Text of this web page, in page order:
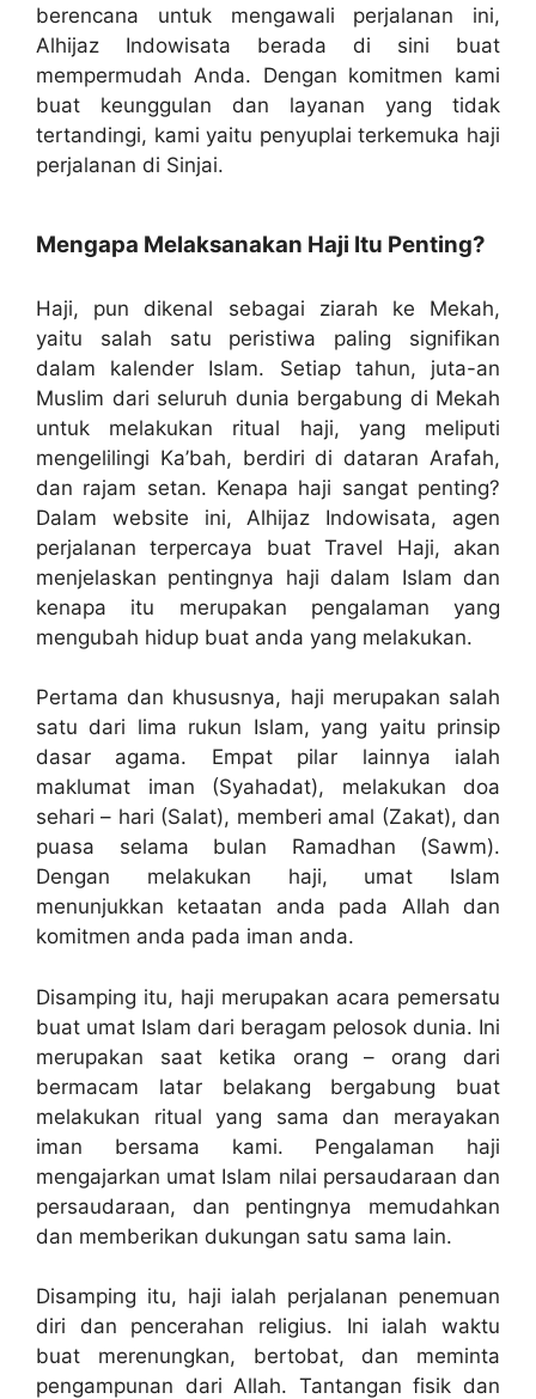
berencana untuk mengawali perjalanan ini,
Alhijaz Indowisata berada di sini buat
mempermudah Anda. Dengan komitmen kami
buat keunggulan dan layanan yang tidak
tertandingi, kami yaitu penyuplai terkemuka haji
perjalanan di Sinjai.
Mengapa Melaksanakan Haji Itu Penting?
Haji, pun dikenal sebagai ziarah ke Mekah,
yaitu salah satu peristiwa paling signifikan
dalam kalender Islam. Setiap tahun, juta-an
Muslim dari seluruh dunia bergabung di Mekah
untuk melakukan ritual haji, yang meliputi
mengelilingi Ka’bah, berdiri di dataran Arafah,
dan rajam setan. Kenapa haji sangat penting?
Dalam website ini, Alhijaz Indowisata, agen
perjalanan terpercaya buat Travel Haji, akan
menjelaskan pentingnya haji dalam Islam dan
kenapa itu merupakan pengalaman yang
mengubah hidup buat anda yang melakukan.
Pertama dan khususnya, haji merupakan salah
satu dari lima rukun Islam, yang yaitu prinsip
dasar agama. Empat pilar lainnya ialah
maklumat iman (Syahadat), melakukan doa
sehari – hari (Salat), memberi amal (Zakat), dan
puasa selama bulan Ramadhan (Sawm).
Dengan melakukan haji, umat Islam
menunjukkan ketaatan anda pada Allah dan
komitmen anda pada iman anda.
Disamping itu, haji merupakan acara pemersatu
buat umat Islam dari beragam pelosok dunia. Ini
merupakan saat ketika orang – orang dari
bermacam latar belakang bergabung buat
melakukan ritual yang sama dan merayakan
iman bersama kami. Pengalaman haji
mengajarkan umat Islam nilai persaudaraan dan
persaudaraan, dan pentingnya memudahkan
dan memberikan dukungan satu sama lain.
Disamping itu, haji ialah perjalanan penemuan
diri dan pencerahan religius. Ini ialah waktu
buat merenungkan, bertobat, dan meminta
pengampunan dari Allah. Tantangan fisik dan